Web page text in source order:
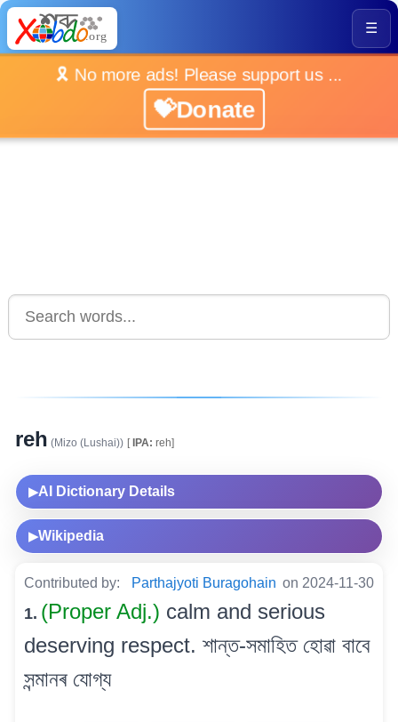
☰
🎗️ No more ads! Please support us ...
💝Donate
reh (Mizo (Lushai)) [IPA: reh]
▶AI Dictionary Details
▶Wikipedia
Contributed by: Parthajyoti Buragohain on 2024-11-30
1. (Proper Adj.) calm and serious
deserving respect. শান্ত-সমাহিত হোৱা বাবে
সন্মানৰ যোগ্য